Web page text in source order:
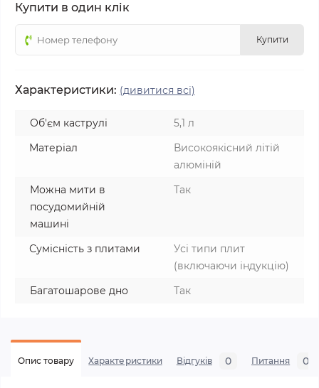
Купити в один клік
Купити
Характеристики: (дивитися всі)
Об'єм каструлі
5,1 л
Матеріал
Високоякісний літій
алюміній
Можна мити в
посудомийній
машині
Так
Сумісність з плитами
Усі типи плит
(включаючи індукцію)
Багатошарове дно
Так
Опис товару Характеристики Відгуків 0 Питання 0